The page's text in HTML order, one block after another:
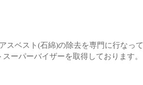
スベスト(石綿)の除去を専門に行なって
ーパーバイザーを取得しております。